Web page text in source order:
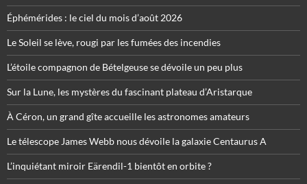
Éphémérides : le ciel du mois d’août 2026
Le Soleil se lève, rougi par les fumées des incendies
L’étoile compagnon de Bételgeuse se dévoile un peu plus
Sur la Lune, les mystères du fascinant plateau d’Aristarque
À Céron, un grand gîte accueille les astronomes amateurs
Le télescope James Webb nous dévoile la galaxie Centaurus A
L’inquiétant miroir Eärendil-1 bientôt en orbite ?